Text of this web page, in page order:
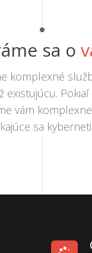
sa o
komplexné
vám
sa